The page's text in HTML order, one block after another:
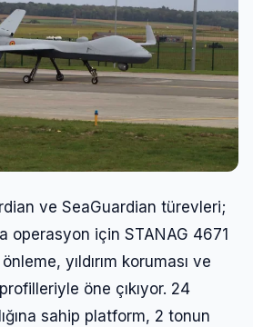
ve SeaGuardian türevleri;
operasyon için STANAG 4671
yıldırım koruması ve
öne çıkıyor. 24
sahip platform, 2 tonun